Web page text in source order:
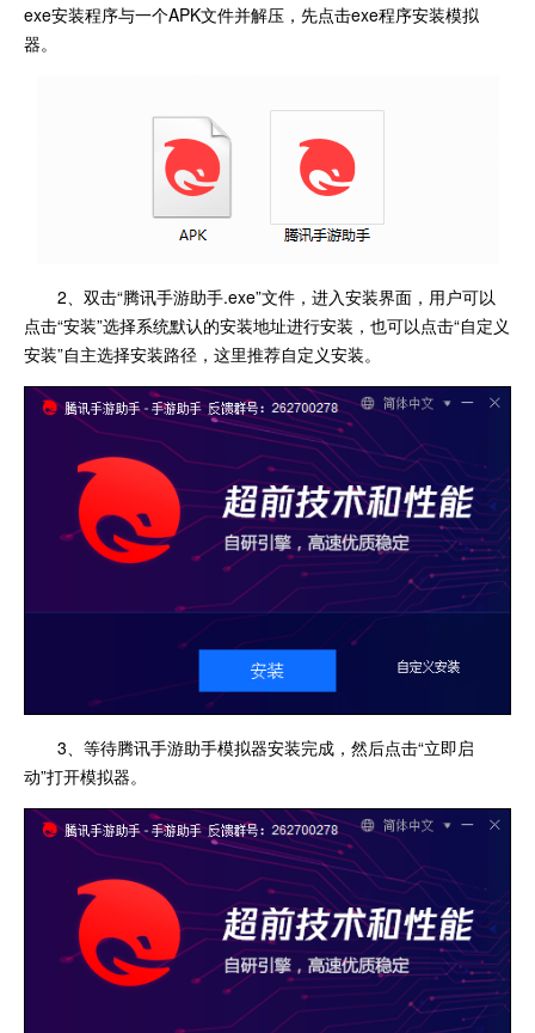
exe安装程序与一个APK文件并解压，先点击exe程序安装模拟
器。
2、双击“腾讯手游助手.exe”文件，进入安装界面，用户可以
点击“安装”选择系统默认的安装地址进行安装，也可以点击“自定义
安装”自主选择安装路径，这里推荐自定义安装。
3、等待腾讯手游助手模拟器安装完成，然后点击“立即启
动”打开模拟器。